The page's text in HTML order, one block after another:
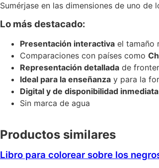
Sumérjase en las dimensiones de uno
Lo más destacado:
Presentación interactiva el tamaño
Comparaciones con países como
Representación detallada de
Ideal para la enseñanza y para la
Digital y de disponibilidad inmediata
Sin marca de agua
Productos similares
Libro para colorear sobre los